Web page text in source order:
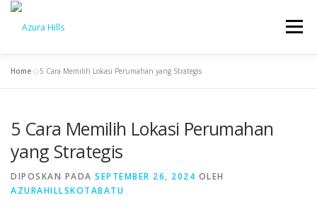
Menu
KONTAK
Home »5 Cara Memilih Lokasi Perumahan yang Strategis
5 Cara Memilih Lokasi Perumahan
yang Strategis
DIPOSKAN PADA SEPTEMBER 26, 2024 OLEH
AZURAHILLSKOTABATU